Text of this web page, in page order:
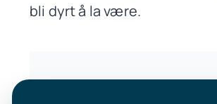
bli dyrt å la være.